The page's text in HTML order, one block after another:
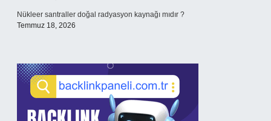
Nükleer santraller doğal radyasyon kaynağı mıdır ?
Temmuz 18, 2026